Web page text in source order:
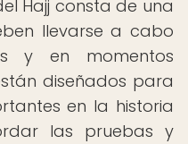
Hajj consta de una
llevarse a cabo
y en momentos
diseñados para
en la historia
las pruebas y